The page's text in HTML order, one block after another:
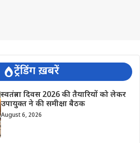
ट्रेंडिंग ख़बरें
स्वतंत्रता दिवस 2026 की तैयारियों को लेकर
उपायुक्त ने की समीक्षा बैठक
August 6, 2026